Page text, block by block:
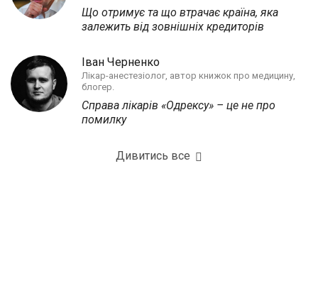
Що отримує та що втрачає країна, яка
залежить від зовнішніх кредиторів
Іван Черненко
Лікар-анестезіолог, автор книжок про медицину,
блогер.
Справа лікарів «Одрексу» – це не про
помилку
Дивитись все